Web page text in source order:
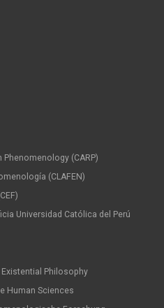
(CARP)
(CLAFEN)
Universidad Católica del Perú
Philosophy
Human Sciences